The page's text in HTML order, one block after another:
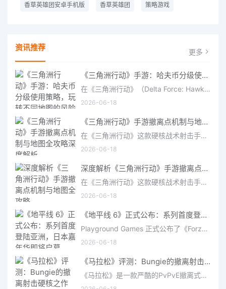
香草英雄团安卓手机版 香草英雄团 策略游戏
资讯推荐 更多
《三角洲行动》手游：哈夫币分级使用策略，玩转不同地图的风险与回报
在《三角洲行动》（Delta Force: Hawk Ops）“烽火地带”模式中，地图被划分为“普通”、“机密”和“绝密”三个
2026-06-18
《三角洲行动》手游撤离点机制与地图全攻略深度解析
在《三角洲行动》这款硬核战术射击手游中，撤离是每位干员行动的核心目标。无论你在战场中搜刮了多少高价值物
2026-06-18
深度解析《三角洲行动》手游撤离点机制与地图全攻略
在《三角洲行动》这款硬核战术射击手游中，撤离是每位干员行动的核心目标。无论你在战场中搜刮了多少高价值物
2026-06-18
《地平线 6》正式公布：系列首度登陆亚洲，日本嘉年华即将启幕
Playground Games 正式公布了《Forza Horizon 6》，这次备受赞誉的地平线嘉年华将首次驶入亚洲，落户日本。玩家
2026-06-18
《马拉松》评测：Bungie的撤离射击硬核之作——痛苦是入场券，回报是顶级的
《马拉松》是一款严酷的PvPvE撤离式射击游戏，现已登陆PS5、Xbox Series X/S和PC。它继承了Bungie上世纪90年